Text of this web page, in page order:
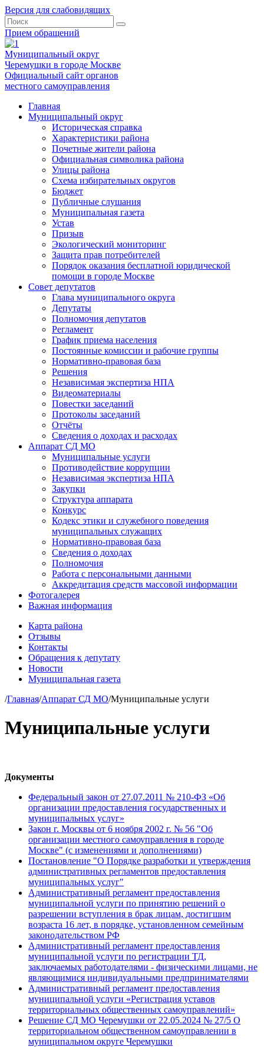
Версия для слабовидящих
Прием обращений
Муниципальный округ
Черемушки в городе Москве
Официальный сайт органов
местного самоуправления
Главная
Муниципальный округ
Историческая справка
Характеристики района
Почетные жители района
Официальная символика района
Улицы района
Схема избирательных округов
Бюджет
Публичные слушания
Муниципальная газета
Устав
Призыв
Экологический мониторинг
Защита прав потребителей
Порядок оказания бесплатной юридической
помощи в городе Москве
Совет депутатов
Глава муниципального округа
Депутаты
Полномочия депутатов
Регламент
График приема населения
Постоянные комиссии и рабочие группы
Нормативно-правовая база
Решения
Независимая экспертиза НПА
Видеоматериалы
Повестки заседаний
Протоколы заседаний
Отчёты
Сведения о доходах и расходах
Аппарат СД МО
Муниципальные услуги
Противодействие коррупции
Независимая экспертиза НПА
Закупки
Структура аппарата
Конкурс
Кодекс этики и служебного поведения
муниципальных служащих
Нормативно-правовая база
Сведения о доходах
Полномочия
Работа с персональными данными
Аккредитация средств массовой информации
Фотогалерея
Важная информация
Карта района
Отзывы
Контакты
Обращения к депутату
Новости
Муниципальная газета
/Главная/Аппарат СД МО/Муниципальные услуги
Муниципальные услуги
Документы
Федеральный закон от 27.07.2011 № 210-ФЗ «Об
организации предоставления государственных и
муниципальных услуг»
Закон г. Москвы от 6 ноября 2002 г. № 56 "Об
организации местного самоуправления в городе
Москве" (с изменениями и дополнениями)
Постановление "О Порядке разработки и утверждения
административных регламентов предоставления
муниципальных услуг"
Административный регламент предоставления
муниципальной услуги по принятию решений о
разрешении вступления в брак лицам, достигшим
возраста 16 лет, в порядке, установленном семейным
законодательством РФ
Административный регламент предоставления
муниципальной услуги по регистрации ТД,
заключаемых работодателями - физическими лицами, не
являющимися индивидуальными предпринимателями
Административный регламент предоставления
муниципальной услуги «Регистрация уставов
территориальных общественных самоуправлений»
Решение СД МО Черемушки от 22.05.2024 № 27/5 О
территориальном общественном самоуправлении в
муниципальном округе Черемушки